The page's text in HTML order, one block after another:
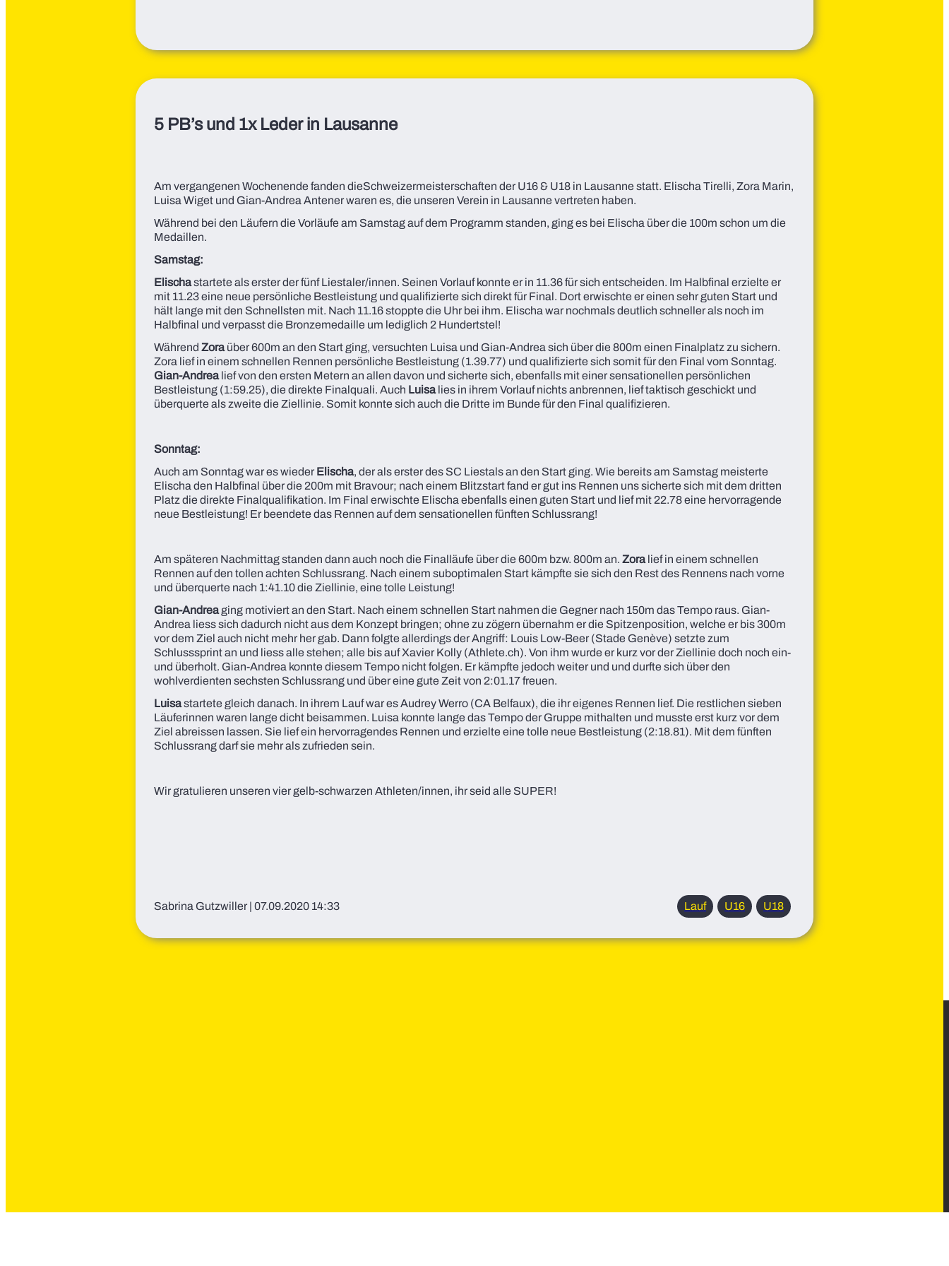
5 PB’s und 1x Leder in Lausanne
Am vergangenen Wochenende fanden dieSchweizermeisterschaften der U16 & U18 in Lausanne statt. Elischa Tirelli, Zora Marin,
Luisa Wiget und Gian-Andrea Antener waren es, die unseren Verein in Lausanne vertreten haben.
Während bei den Läufern die Vorläufe am Samstag auf dem Programm standen, ging es bei Elischa über die 100m schon um die
Medaillen.
Samstag:
Elischastartete als erster der fünf Liestaler/innen. Seinen Vorlauf konnte er in 11.36 für sich entscheiden. Im Halbfinal erzielte er
mit 11.23 eine neue persönliche Bestleistung und qualifizierte sich direkt für Final. Dort erwischte er einen sehr guten Start und
hält lange mit den Schnellsten mit. Nach 11.16 stoppte die Uhr bei ihm. Elischa war nochmals deutlich schneller als noch im
Halbfinal und verpasst die Bronzemedaille um lediglich 2 Hundertstel!
Während Zoraüber 600m an den Start ging, versuchten Luisa und Gian-Andrea sich über die 800m einen Finalplatz zu sichern.
Zora lief in einem schnellen Rennen persönliche Bestleistung (1.39.77) und qualifizierte sich somit für den Final vom Sonntag.
Gian-Andrealief von den ersten Metern an allen davon und sicherte sich, ebenfalls mit einer sensationellen persönlichen
Bestleistung (1:59.25), die direkte Finalquali. Auch Luisalies in ihrem Vorlauf nichts anbrennen, lief taktisch geschickt und
überquerte als zweite die Ziellinie. Somit konnte sich auch die Dritte im Bunde für den Final qualifizieren.
Sonntag:
Auch am Sonntag war es wieder Elischa, der als erster des SC Liestals an den Start ging. Wie bereits am Samstag meisterte
Elischa den Halbfinal über die 200m mit Bravour; nach einem Blitzstart fand er gut ins Rennen uns sicherte sich mit dem dritten
Platz die direkte Finalqualifikation. Im Final erwischte Elischa ebenfalls einen guten Start und lief mit 22.78 eine hervorragende
neue Bestleistung! Er beendete das Rennen auf dem sensationellen fünften Schlussrang!
Am späteren Nachmittag standen dann auch noch die Finalläufe über die 600m bzw. 800m an. Zoralief in einem schnellen
Rennen auf den tollen achten Schlussrang. Nach einem suboptimalen Start kämpfte sie sich den Rest des Rennens nach vorne
und überquerte nach 1:41.10 die Ziellinie, eine tolle Leistung!
Gian-Andreaging motiviert an den Start. Nach einem schnellen Start nahmen die Gegner nach 150m das Tempo raus. Gian-
Andrea liess sich dadurch nicht aus dem Konzept bringen; ohne zu zögern übernahm er die Spitzenposition, welche er bis 300m
vor dem Ziel auch nicht mehr her gab. Dann folgte allerdings der Angriff: Louis Low-Beer (Stade Genève) setzte zum
Schlusssprint an und liess alle stehen; alle bis auf Xavier Kolly (Athlete.ch). Von ihm wurde er kurz vor der Ziellinie doch noch ein-
und überholt. Gian-Andrea konnte diesem Tempo nicht folgen. Er kämpfte jedoch weiter und und durfte sich über den
wohlverdienten sechsten Schlussrang und über eine gute Zeit von 2:01.17 freuen.
Luisastartete gleich danach. In ihrem Lauf war es Audrey Werro (CA Belfaux), die ihr eigenes Rennen lief. Die restlichen sieben
Läuferinnen waren lange dicht beisammen. Luisa konnte lange das Tempo der Gruppe mithalten und musste erst kurz vor dem
Ziel abreissen lassen. Sie lief ein hervorragendes Rennen und erzielte eine tolle neue Bestleistung (2:18.81). Mit dem fünften
Schlussrang darf sie mehr als zufrieden sein.
Wir gratulieren unseren vier gelb-schwarzen Athleten/innen, ihr seid alle SUPER!
Sabrina Gutzwiller | 07.09.2020 14:33 Lauf U16 U18